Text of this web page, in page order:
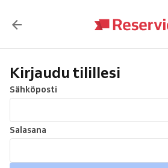
Kirjaudu tilillesi
Sähköposti
Salasana